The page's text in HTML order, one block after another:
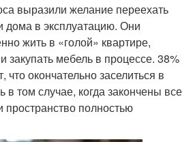
выразили желание переехать
дома в эксплуатацию. Они
жить в «голой» квартире,
закупать мебель в процессе. 38%
окончательно заселиться в
том случае, когда закончены все
полностью